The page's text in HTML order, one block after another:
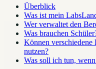
Überblick
Was ist mein
Wer verwaltet den
Was brauchen
Können verschiedene
nutzen?
Was soll ich tun,